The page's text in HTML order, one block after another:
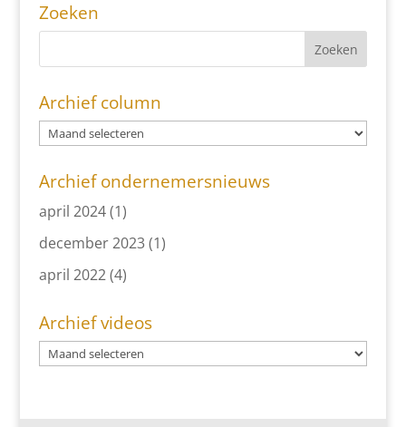
Zoeken
Archief column
Archief ondernemersnieuws
april 2024(1)
december 2023(1)
april 2022(4)
Archief videos